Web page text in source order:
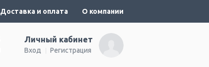
Доставка и оплата О компании
Личный кабинет
Вход Регистрация